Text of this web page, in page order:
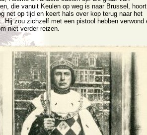
die vanuit Keulen op weg is naar Brussel,
net op tijd en keert hals over kop terug naar het
Hij zou zichzelf met een pistool hebben verwond
niet verder reizen.